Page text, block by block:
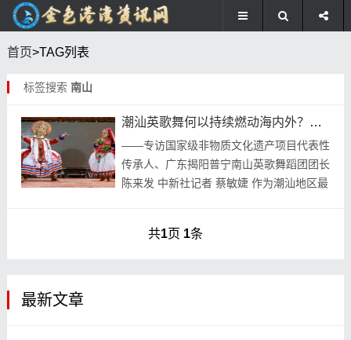
首页>TAG列表
标签搜索 南山
潮汕英歌舞何以持续燃动海内外？专访国家级非物质文化遗产项目代表性传承人
——专访国家级非物质文化遗产项目代表性
传承人、广东揭阳普宁南山英歌舞蹈团团长
陈来发 中新社记者 蔡敏婕 作为潮汕地区最
内容...共1页 1条
最新文章